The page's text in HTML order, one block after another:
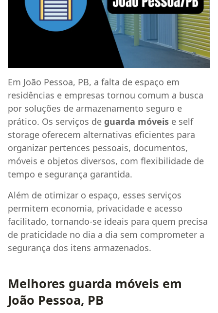
Em João Pessoa, PB, a falta de espaço em
residências e empresas tornou comum a busca
por soluções de armazenamento seguro e
prático. Os serviços de guarda móveis e self
storage oferecem alternativas eficientes para
organizar pertences pessoais, documentos,
móveis e objetos diversos, com flexibilidade de
tempo e segurança garantida.
Além de otimizar o espaço, esses serviços
permitem economia, privacidade e acesso
facilitado, tornando-se ideais para quem precisa
de praticidade no dia a dia sem comprometer a
segurança dos itens armazenados.
Melhores guarda móveis em
João Pessoa, PB